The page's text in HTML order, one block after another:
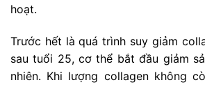
hoạt.
Trước hết là quá trình suy giảm
sau tuổi 25, cơ thể bắt đầu giảm
nhiên. Khi lượng collagen không